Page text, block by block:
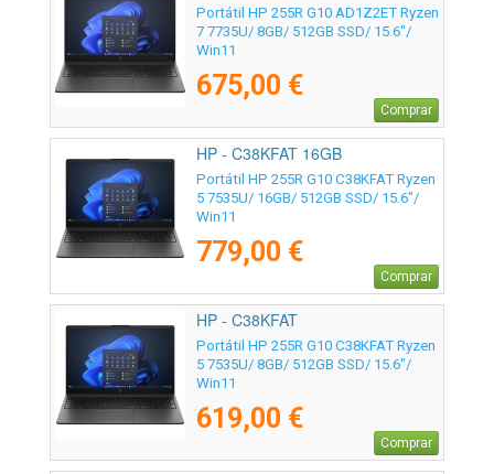
Portátil HP 255R G10 AD1Z2ET Ryzen
7 7735U/ 8GB/ 512GB SSD/ 15.6"/
Win11
675,00 €
Comprar
HP - C38KFAT 16GB
Portátil HP 255R G10 C38KFAT Ryzen
5 7535U/ 16GB/ 512GB SSD/ 15.6"/
Win11
779,00 €
Comprar
HP - C38KFAT
Portátil HP 255R G10 C38KFAT Ryzen
5 7535U/ 8GB/ 512GB SSD/ 15.6"/
Win11
619,00 €
Comprar